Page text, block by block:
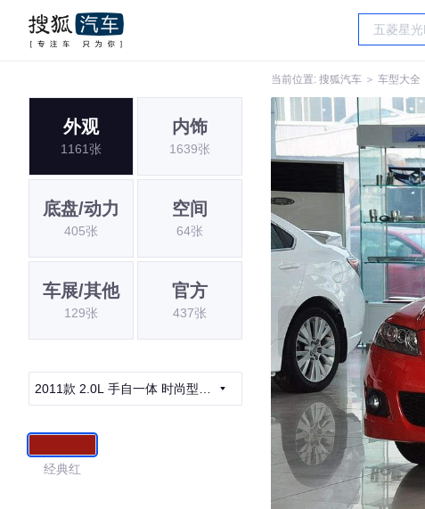
当前位置: 搜狐汽车 ＞ 车型大全
外观
1161张
内饰
1639张
底盘/动力
405张
空间
64张
车展/其他
129张
官方
437张
2011款 2.0L 手自一体 时尚型导
经典红